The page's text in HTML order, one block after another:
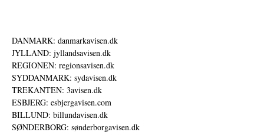
DANMARK: danmarkavisen.dk
JYLLAND: jyllandsavisen.dk
REGIONEN: regionsavisen.dk
SYDDANMARK: sydavisen.dk
TREKANTEN: 3avisen.dk
ESBJERG: esbjergavisen.com
BILLUND: billundavisen.dk
SØNDERBORG: sønderborgavisen.dk